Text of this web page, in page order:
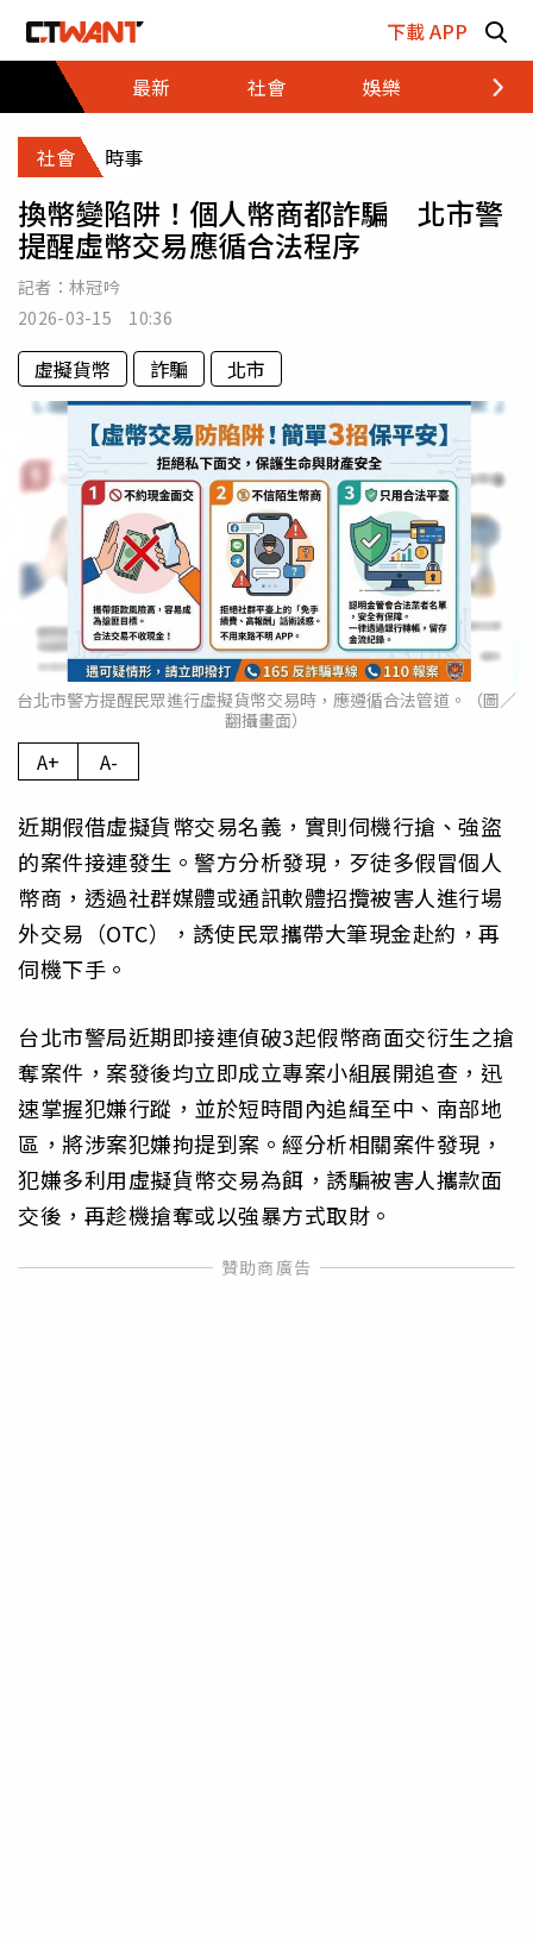
下載 APP
最新
社會 娛樂 財經
社會 時事
換幣變陷阱！個人幣商都詐騙 北市警
提醒虛幣交易應循合法程序
記者： 林冠吟
2026-03-15 10:36
虛擬貨幣 詐騙 北市
台北市警方提醒民眾進行虛擬貨幣交易時，應遵循合法管道。（圖／
翻攝畫面）
A+ A-
近期假借虛擬貨幣交易名義，實則伺機行搶、強盜
的案件接連發生。警方分析發現，歹徒多假冒個人
幣商，透過社群媒體或通訊軟體招攬被害人進行場
外交易（OTC），誘使民眾攜帶大筆現金赴約，再
伺機下手。
台北市警局近期即接連偵破3起假幣商面交衍生之搶
奪案件，案發後均立即成立專案小組展開追查，迅
速掌握犯嫌行蹤，並於短時間內追緝至中、南部地
區，將涉案犯嫌拘提到案。經分析相關案件發現，
犯嫌多利用虛擬貨幣交易為餌，誘騙被害人攜款面
交後，再趁機搶奪或以強暴方式取財。